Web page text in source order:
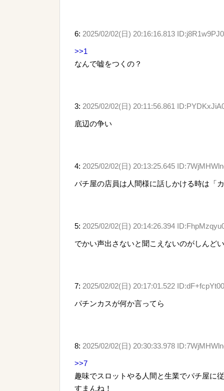
6: 2025/02/02(日) 20:16:16.813
>>1
なんで嘘をつくの？
3: 2025/02/02(日) 20:11:56.861
底辺の争い
4: 2025/02/02(日) 20:13:25.645
パチ屋の店員は人間様に話しかける時は「
5: 2025/02/02(日) 20:14:26.394
でかい声出さないと聞こえないのがしんどい
7: 2025/02/02(日) 20:17:01.522
パチンカスが何か言ってら
8: 2025/02/02(日) 20:30:33.978
>>7
趣味でスロットやる人間と生業でパチ屋に
すまんね！